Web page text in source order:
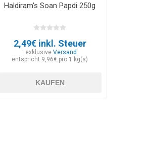
Haldiram's Soan Papdi 250g
2,49€ inkl. Steuer
exklusiveVersand
entspricht 9,96€ pro 1 kg(s)
KAUFEN